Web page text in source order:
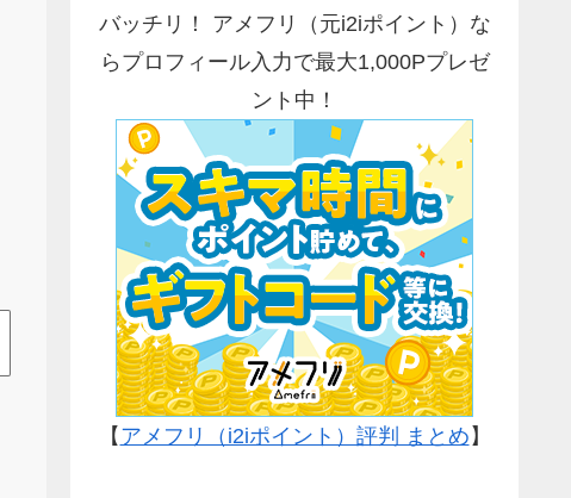
バッチリ！ アメフリ（元i2iポイント）な
らプロフィール入力で最大1,000Pプレゼ
ント中！
【 アメフリ（i2iポイント）評判 まとめ 】